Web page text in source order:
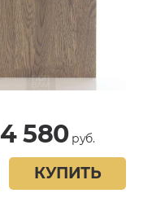
4 580руб.
КУПИТЬ